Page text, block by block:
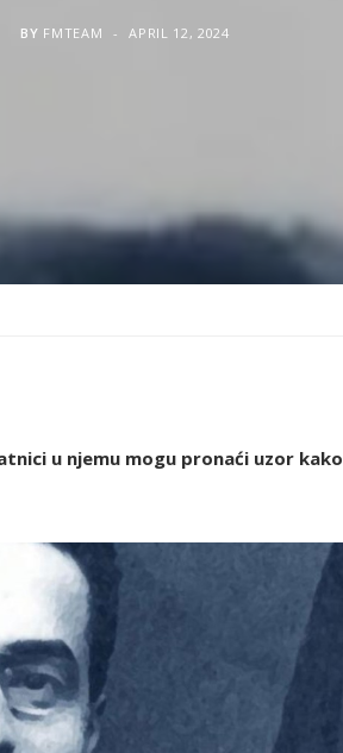
BY FMTEAM APRIL 12, 2024
u njemu mogu pronaći uzor kako